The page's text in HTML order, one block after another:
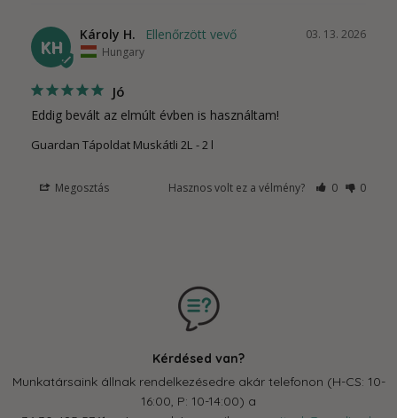
KH
03. 13. 2026
Károly H.
Hungary
Jó
Eddig bevált az elmúlt évben is használtam!
Guardan Tápoldat Muskátli 2L 2 l
Megosztás Hasznos volt ez a vélmény? 0 0
Kérdésed van?
Munkatársaink állnak rendelkezésedre akár telefonon (H-CS: 10-
16:00, P: 10-14:00) a